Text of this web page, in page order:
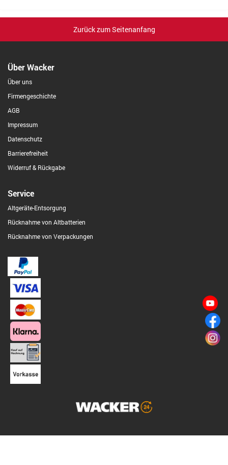
Zurück zum Seitenanfang
Über Wacker
Über uns
Firmengeschichte
AGB
Impressum
Datenschutz
Barrierefreiheit
Widerruf & Rückgabe
Service
Altgeräte-Entsorgung
Rücknahme von Altbatterien
Rücknahme von Verpackungen